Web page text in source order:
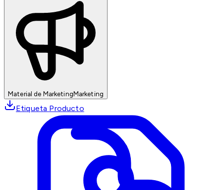
Material de MarketingMarketing
Etiqueta Producto